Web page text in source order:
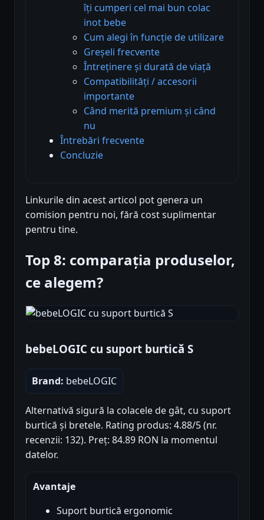
îți cumperi cel mai bun colac
inot bebe
Cum alegi în funcție de utilizare
Greșeli frecvente
Întreținere și durată de viață
Compatibilități / accesorii
importante
Când merită premium și când
nu
Întrebări frecvente
Concluzie
Linkurile din acest articol pot genera un
comision pentru noi, fără cost suplimentar
pentru tine.
Top 8: comparația produselor,
ce alegem?
bebeLOGIC cu suport burtică S
Brand: bebeLOGIC
Alternativă sigură la colacele de gât, cu suport
burtică și bretele. Rating produs: 4.88/5 (nr.
recenzii: 132). Preț: 84.89 RON la momentul
datelor.
Avantaje
Suport burtică ergonomic